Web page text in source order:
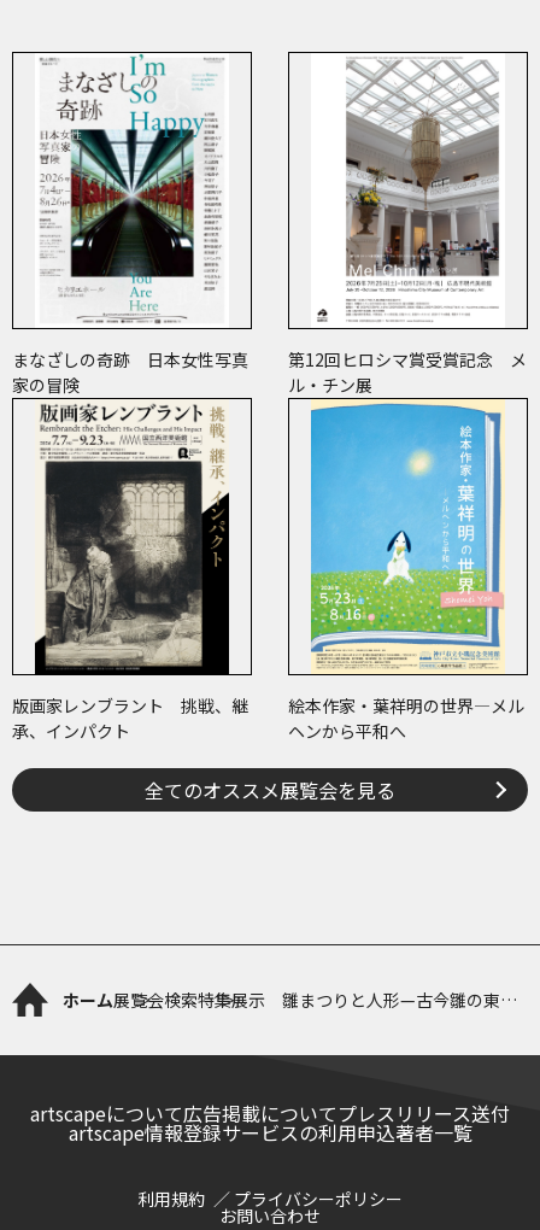
まなざしの奇跡 日本女性写真
家の冒険
第12回ヒロシマ賞受賞記念 メ
ル・チン展
版画家レンブラント 挑戦、継
承、インパクト
絵本作家・葉祥明の世界―メル
ヘンから平和へ
全てのオススメ展覧会を見る
ホーム展覧会検索特集展示 雛まつりと人形—古今雛の東西
artscapeについて広告掲載についてプレスリリース送付
artscape情報登録サービスの利用申込著者一覧
利用規約 プライバシーポリシー
お問い合わせ